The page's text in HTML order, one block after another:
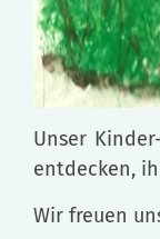
Unser
entdecken,
Wir freuen